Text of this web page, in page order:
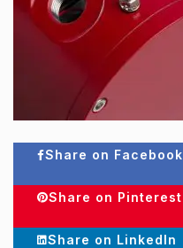
Share on Facebook
Share on Pinterest
Share on LinkedIn